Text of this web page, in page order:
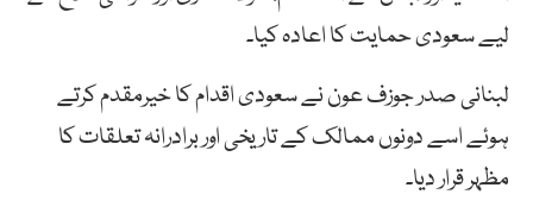
لیے سعودی حمایت کا اعادہ کیا۔
لبنانی صدر جوزف عون نے سعودی اقدام کا خیرمقدم کرتے
ہوئے اسے دونوں ممالک کے تاریخی اور برادرانہ تعلقات کا
مظہر قرار دیا۔